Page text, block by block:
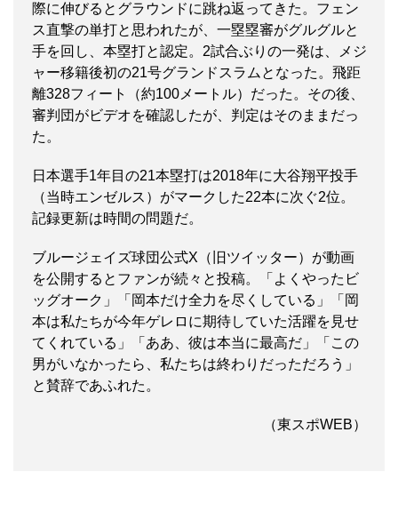
際に伸びるとグラウンドに跳ね返ってきた。フェン
ス直撃の単打と思われたが、一塁塁審がグルグルと
手を回し、本塁打と認定。2試合ぶりの一発は、メジ
ャー移籍後初の21号グランドスラムとなった。飛距
離328フィート（約100メートル）だった。その後、
審判団がビデオを確認したが、判定はそのままだっ
た。
日本選手1年目の21本塁打は2018年に大谷翔平投手
（当時エンゼルス）がマークした22本に次ぐ2位。
記録更新は時間の問題だ。
ブルージェイズ球団公式X（旧ツイッター）が動画
を公開するとファンが続々と投稿。「よくやったビ
ッグオーク」「岡本だけ全力を尽くしている」「岡
本は私たちが今年ゲレロに期待していた活躍を見せ
てくれている」「ああ、彼は本当に最高だ」「この
男がいなかったら、私たちは終わりだっただろう」
と賛辞であふれた。
（東スポWEB）